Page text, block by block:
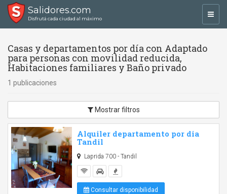
Salidores.com
Disfrutá cada ciudad al máximo
Casas y departamentos por día con Adaptado
para personas con movilidad reducida,
Habitaciones familiares y Baño privado
1 publicaciones
Mostrar filtros
Alquiler departamento por dia
Tandil
Laprida 700 - Tandil
Consultar disponibilidad